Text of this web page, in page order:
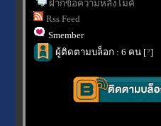
ฝากข้อความหลังไมค์
Rss Feed
Smember
ผู้ติดตามบล็อก : 6 คน [?]